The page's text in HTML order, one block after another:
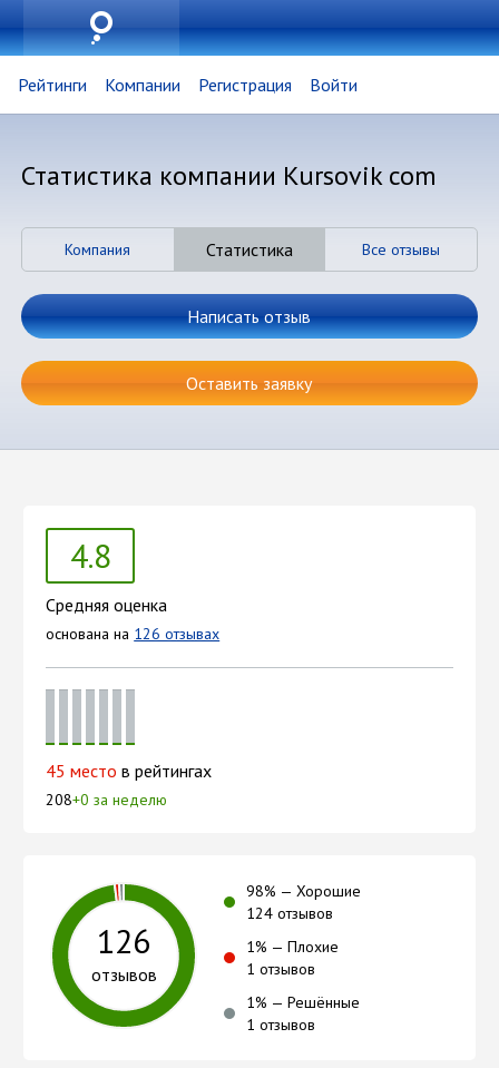
Рейтинги Компании Регистрация Войти
Статистика компании Kursovik com
Компания Статистика Все отзывы
Написать отзыв
Оставить заявку
4.8
Средняя оценка
основана на 126 отзывах
45 место в рейтингах
208+0 за неделю
126
отзывов
98% —Хорошие
124 отзывов
1% —Плохие
1 отзывов
1% —Решённые
1 отзывов